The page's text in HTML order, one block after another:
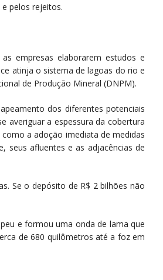
pelos rejeitos.
empresas elaborarem estudos e
atinja o sistema de lagoas do rio e
de Produção Mineral (DNPM).
dos diferentes potenciais
averiguar a espessura da cobertura
a adoção imediata de medidas
seus afluentes e as adjacências de
Se o depósito de R$ 2 bilhões não
e formou uma onda de lama que
de 680 quilômetros até a foz em